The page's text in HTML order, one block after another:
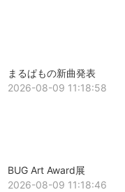
まるぱもの新曲発表
2026-08-09 11:18:58
BUG Art Award展
2026-08-09 11:18:46